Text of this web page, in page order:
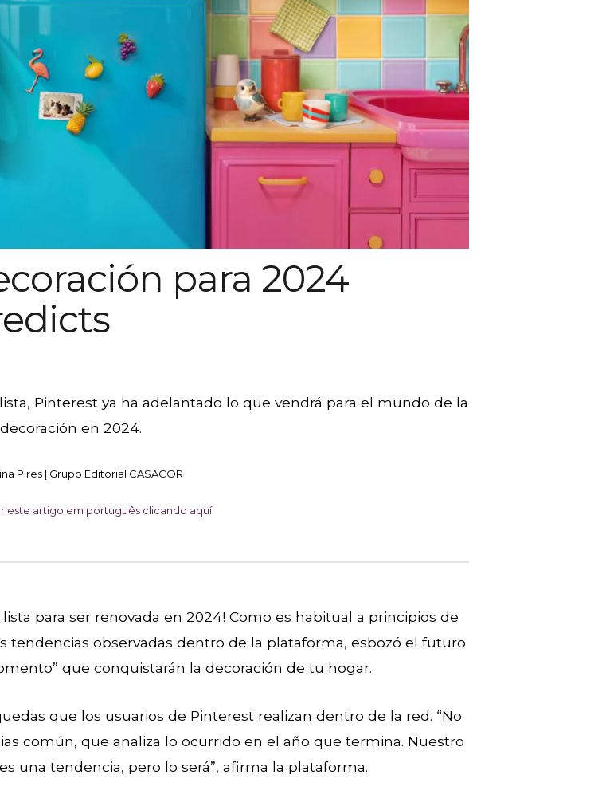
para 2024
Pinterest ya ha adelantado lo que vendrá para el mundo de la
decoración en 2024.
Pires | Grupo Editorial CASACOR
este artigo em português clicando aquí
para ser renovada en 2024! Como es habitual a principios de
tendencias observadas dentro de la plataforma, esbozó el futuro
que conquistarán la decoración de tu hogar.
que los usuarios de Pinterest realizan dentro de la red. “No
común, que analiza lo ocurrido en el año que termina. Nuestro
una tendencia, pero lo será”, afirma la plataforma.